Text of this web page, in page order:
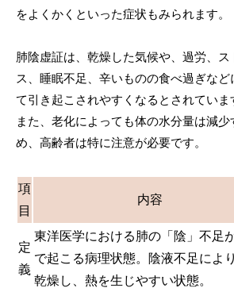
をよくかくといった症状もみられます。
肺陰虚証は、乾燥した気候や、過労、ス
ス、睡眠不足、辛いものの食べ過ぎなど
て引き起こされやすくなるとされていま
また、老化によっても体の水分量は減少
め、高齢者は特に注意が必要です。
項
目
内容
定
義
東洋医学における肺の「陰」不足
で起こる病理状態。陰液不足によ
乾燥し、熱を生じやすい状態。